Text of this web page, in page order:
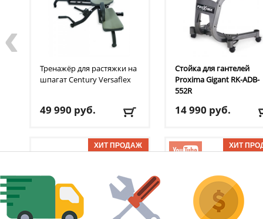
Тренажёр для растяжки на
шпагат CenturyVersaflex
49 990 руб.
БЕСПЛАТНО,
2-3 дня
Стойка для гантелей
ProximaGigant RK-ADB-
552R
14 990 руб.
Доставка:
2-3 дня
‹